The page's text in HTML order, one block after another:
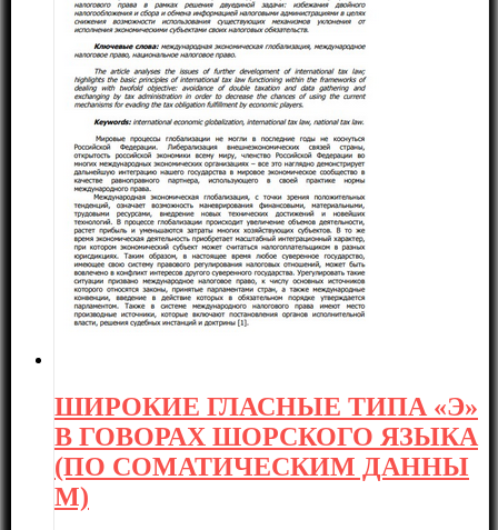
ШИРОКИЕ ГЛАСНЫЕ ТИПА «Э»
В ГОВОРАХ ШОРСКОГО ЯЗЫКА
(ПО СОМАТИЧЕСКИМ ДАННЫ
М)